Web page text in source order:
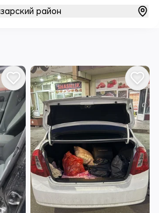
район